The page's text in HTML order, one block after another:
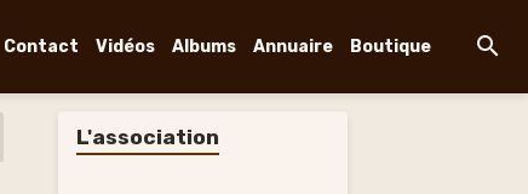
Contact Vidéos Albums Annuaire Boutique
L'association